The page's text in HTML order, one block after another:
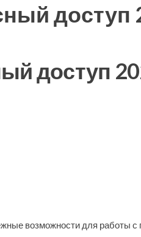
доступ
доступ
возможности для работы